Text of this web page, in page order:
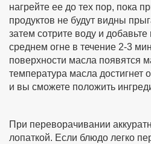
нагрейте ее до тех пор, пока
продуктов не будут видны
затем сотрите воду и
среднем огне в течение 2-3
поверхности масла появятся
температура масла достигнет
и вы сможете положить
При переворачивании
лопаткой. Если блюдо легко